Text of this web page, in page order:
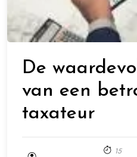
De
van een
taxateur
15